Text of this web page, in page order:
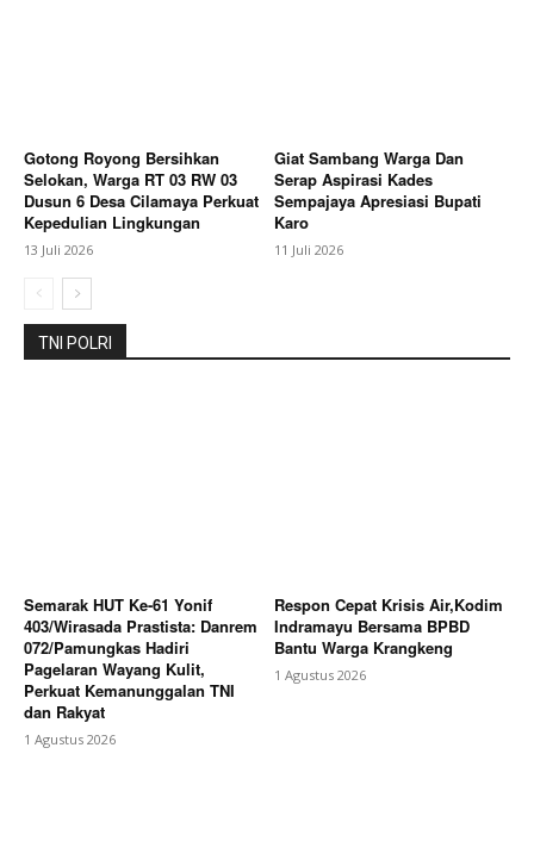
Company
Contact us
Subscription Plans
Gotong Royong Bersihkan
Selokan, Warga RT 03 RW 03
Dusun 6 Desa Cilamaya Perkuat
Kepedulian Lingkungan
13 Juli 2026
Giat Sambang Warga Dan
Serap Aspirasi Kades
Sempajaya Apresiasi Bupati
Karo
11 Juli 2026
TNI POLRI
Semarak HUT Ke-61 Yonif
403/Wirasada Prastista: Danrem
072/Pamungkas Hadiri
Pagelaran Wayang Kulit,
Perkuat Kemanunggalan TNI
dan Rakyat
1 Agustus 2026
Respon Cepat Krisis Air,Kodim
Indramayu Bersama BPBD
Bantu Warga Krangkeng
1 Agustus 2026